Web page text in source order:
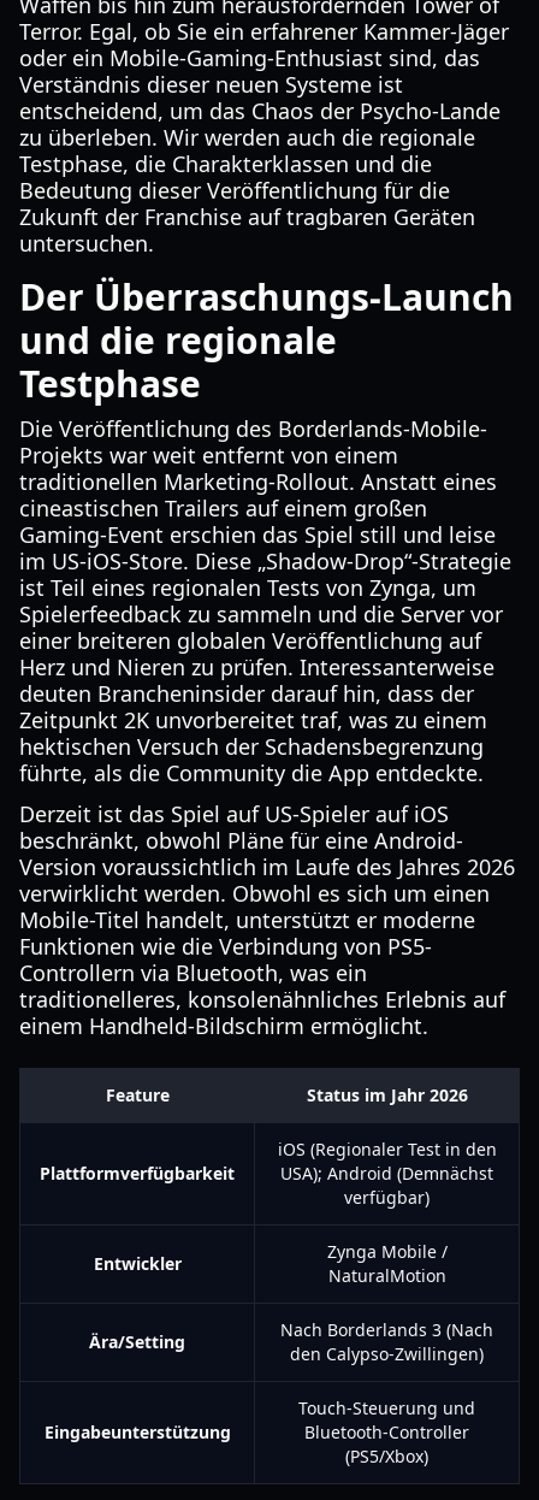
Terror. Egal, ob Sie ein erfahrener Kammer-Jäger
oder ein Mobile-Gaming-Enthusiast sind, das
Verständnis dieser neuen Systeme ist
entscheidend, um das Chaos der Psycho-Lande
zu überleben. Wir werden auch die regionale
Testphase, die Charakterklassen und die
Bedeutung dieser Veröffentlichung für die
Zukunft der Franchise auf tragbaren Geräten
untersuchen.
Der Überraschungs-Launch
und die regionale
Testphase
Die Veröffentlichung des Borderlands-Mobile-
Projekts war weit entfernt von einem
traditionellen Marketing-Rollout. Anstatt eines
cineastischen Trailers auf einem großen
Gaming-Event erschien das Spiel still und leise
im US-iOS-Store. Diese „Shadow-Drop“-Strategie
ist Teil eines regionalen Tests von Zynga, um
Spielerfeedback zu sammeln und die Server vor
einer breiteren globalen Veröffentlichung auf
Herz und Nieren zu prüfen. Interessanterweise
deuten Brancheninsider darauf hin, dass der
Zeitpunkt 2K unvorbereitet traf, was zu einem
hektischen Versuch der Schadensbegrenzung
führte, als die Community die App entdeckte.
Derzeit ist das Spiel auf US-Spieler auf iOS
beschränkt, obwohl Pläne für eine Android-
Version voraussichtlich im Laufe des Jahres 2026
verwirklicht werden. Obwohl es sich um einen
Mobile-Titel handelt, unterstützt er moderne
Funktionen wie die Verbindung von PS5-
Controllern via Bluetooth, was ein
traditionelleres, konsolenähnliches Erlebnis auf
einem Handheld-Bildschirm ermöglicht.
Feature Status im Jahr 2026
Plattformverfügbarkeit
iOS (Regionaler Test in den
USA); Android (Demnächst
verfügbar)
Entwickler
Zynga Mobile /
NaturalMotion
Ära/Setting
Nach Borderlands 3 (Nach
den Calypso-Zwillingen)
Eingabeunterstützung
Touch-Steuerung und
Bluetooth-Controller
(PS5/Xbox)